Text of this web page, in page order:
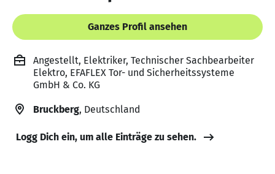
Ganzes Profil ansehen
Angestellt, Elektriker, Technischer Sachbearbeiter
Elektro, EFAFLEX Tor- und Sicherheitssysteme
GmbH & Co. KG
Bruckberg, Deutschland
Logg Dich ein, um alle Einträge zu sehen.